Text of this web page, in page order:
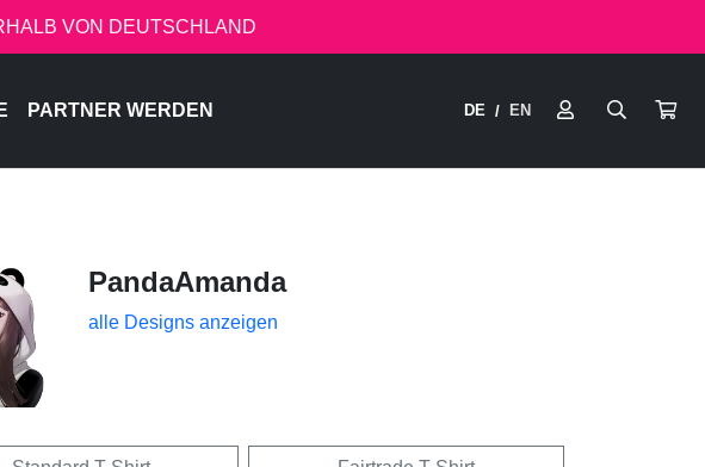
VON DEUTSCHLAND
PARTNER WERDEN DE / EN
PandaAmanda
alle Designs anzeigen